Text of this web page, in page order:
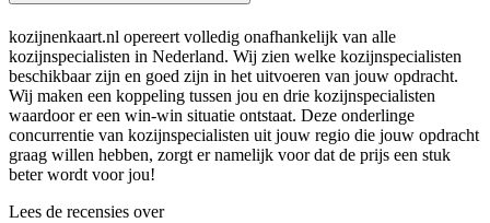
kozijnenkaart.nl opereert volledig onafhankelijk van alle
kozijnspecialisten in Nederland. Wij zien welke kozijnspecialisten
beschikbaar zijn en goed zijn in het uitvoeren van jouw opdracht.
Wij maken een koppeling tussen jou en drie kozijnspecialisten
waardoor er een win-win situatie ontstaat. Deze onderlinge
concurrentie van kozijnspecialisten uit jouw regio die jouw opdracht
graag willen hebben, zorgt er namelijk voor dat de prijs een stuk
beter wordt voor jou!
Lees de recensies over